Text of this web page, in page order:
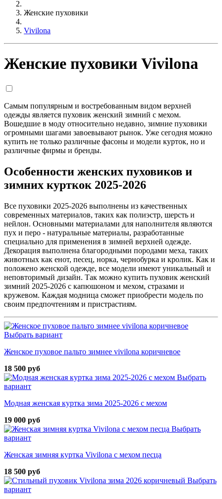
Женские пуховики
Vivilona
Женские пуховики Vivilona
Самым популярным и востребованным видом верхней
одежды является пуховик женский зимний с мехом.
Вошедшие в моду относительно недавно, зимние пуховики
огромными шагами завоевывают рынок. Уже сегодня можно
купить не только различные фасоны и модели курток, но и
различные фирмы и бренды.
Особенности женских пуховиков и
зимних курткок 2025-2026
Все пуховики 2025-2026 выполнены из качественных
современных материалов, таких как полиэстр, шерсть и
нейлон. Основными материалами для наполнителя являются
пух и перо - натуральные материалы, разработанные
специально для применения в зимней верхней одежде.
Декорация выполнена благородными породами меха, таких
животных как енот, песец, норка, чернобурка и кролик. Как и
положено женской одежде, все модели имеют уникальный и
неповторимый дизайн. Так можно купить пуховик женский
зимний 2025-2026 с капюшоном и мехом, стразами и
кружевом. Каждая модница сможет приобрести модель по
своим предпочтениям и пристрастиям.
Выбрать вариант
Женское пуховое пальто зимнее vivilona коричневое
18 500 руб
Выбрать
вариант
Модная женская куртка зима 2025-2026 с мехом
19 000 руб
Выбрать
вариант
Женская зимняя куртка Vivilona с мехом песца
18 500 руб
Выбрать
вариант